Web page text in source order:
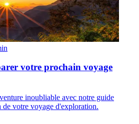
votre prochain voyage
inoubliable avec notre guide
de votre voyage d'exploration.